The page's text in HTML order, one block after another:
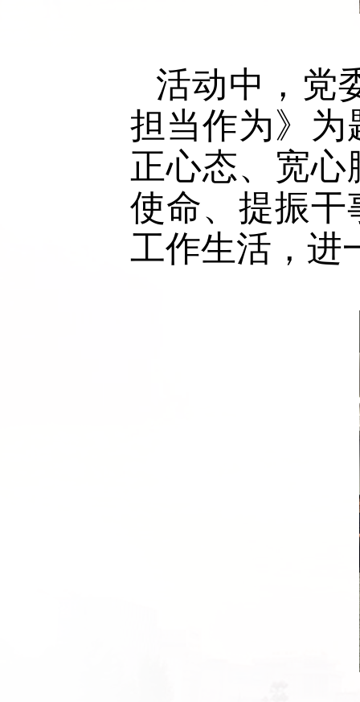
活动中，党
担当作为》为
正心态、宽
使命、提振干
工作生活，进